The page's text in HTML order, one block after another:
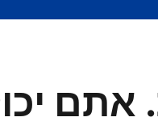
אתם